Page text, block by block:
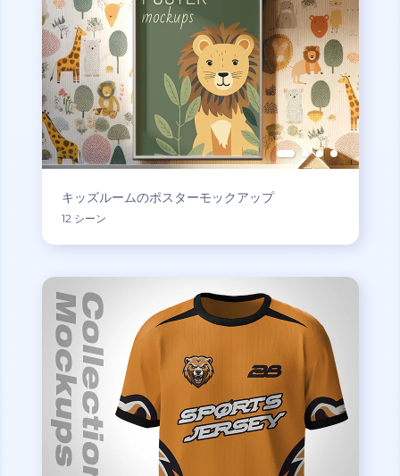
キッズルームのポスターモックアップ
12 シーン